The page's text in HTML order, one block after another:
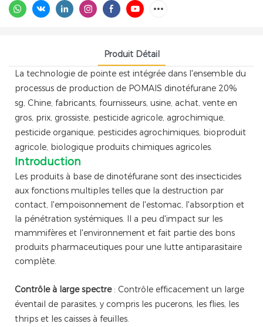
Produit Détail
La technologie de pointe est intégrée dans l'ensemble du
processus de production de POMAIS dinotéfurane 20%
sg, Chine, fabricants, fournisseurs, usine, achat, vente en
gros, prix, grossiste, pesticide agricole, agrochimique,
pesticide organique, pesticides agrochimiques, bioproduit
agricole, biologique produits chimiques agricoles.
Introduction
Les produits à base de dinotéfurane sont des insecticides
aux fonctions multiples telles que la destruction par
contact, l'empoisonnement de l'estomac, l'absorption et
la pénétration systémiques. Il a peu d'impact sur les
mammifères et l'environnement et fait partie des bons
produits pharmaceutiques pour une lutte antiparasitaire
complète.
Contrôle à large spectre : Contrôle efficacement un large
éventail de parasites, y compris les pucerons, les flies, les
thrips et les caisses à feuilles.